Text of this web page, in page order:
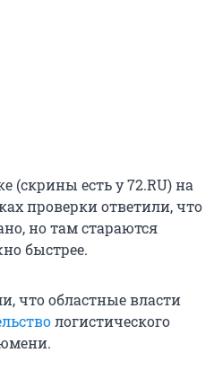
(скрины есть у 72.RU) на
проверки ответили, что
но там стараются
быстрее.
что областные власти
логистического